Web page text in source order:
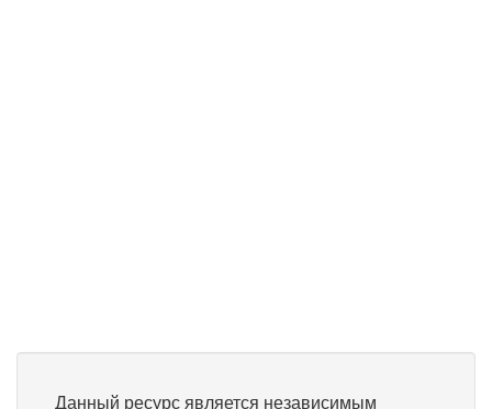
Данный ресурс является независимым